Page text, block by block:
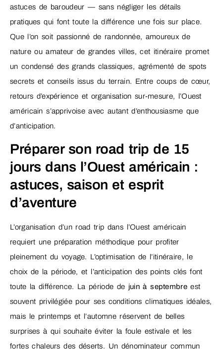
astuces de baroudeur — sans négliger les détails
pratiques qui font toute la différence une fois sur place.
Que l’on soit passionné de randonnée, amoureux de
nature ou amateur de grandes villes, cet itinéraire promet
un condensé des grands classiques, agrémenté de spots
secrets et conseils issus du terrain. Entre coups de cœur,
retours d’expérience et organisation sur-mesure, l’Ouest
américain s’apprivoise avec autant d’enthousiasme que
d’anticipation.
Préparer son road trip de 15
jours dans l’Ouest américain :
astuces, saison et esprit
d’aventure
L’organisation d’un road trip dans l’Ouest américain
requiert une préparation méthodique pour profiter
pleinement du voyage. L’optimisation de l’itinéraire, le
choix de la période, et l’anticipation des points clés font
toute la différence. La période de juin à septembreest
souvent privilégiée pour ses conditions climatiques idéales,
mais le printemps et l’automne réservent de belles
surprises à qui souhaite éviter la foule estivale et les
fortes chaleurs des déserts. Un dénominateur commun